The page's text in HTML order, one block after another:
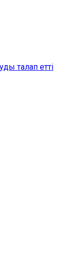
талап етті